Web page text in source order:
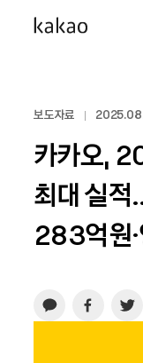
보도자료
카카오,
최대 실
283억원